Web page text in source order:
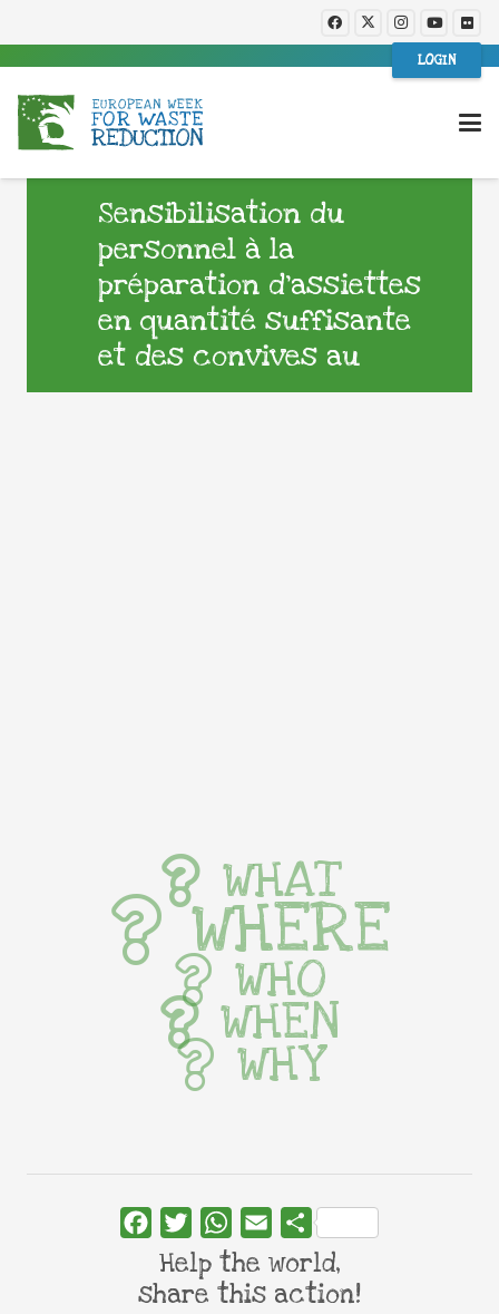
LOGIN
Sensibilisation du
personnel à la
préparation d’assiettes
en quantité suffisante
et des convives au
WHAT
WHERE
WHO
WHEN
WHY
FacebookTwitterWhatsApp
Email Share
Help the world,
share this action!